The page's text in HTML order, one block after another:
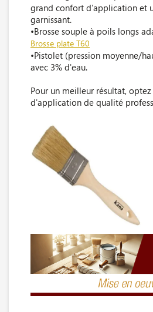
grand confort d'application et
garnissant.
•Brosse souple à poils longs
Brosse plate T60
•Pistolet (pression moyenne/
avec 3% d'eau.
Pour un meilleur résultat,
d'application de qualité